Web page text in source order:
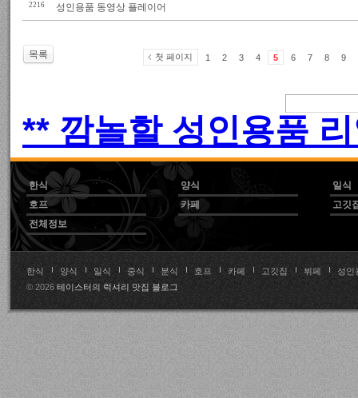
2216 성인용품 동영상 플레이어
목록 첫 페이지 1 2 3 4 5 6 7 8 9
** 깜놀할 성인용품
한식 양식
일식
호프
카페
고깃
전체정보
한식 양식 일식 중식 분식 호프 카페 고깃집 뷔페
성인
© 2026 테이스터의 럭셔리 맛집 블로그